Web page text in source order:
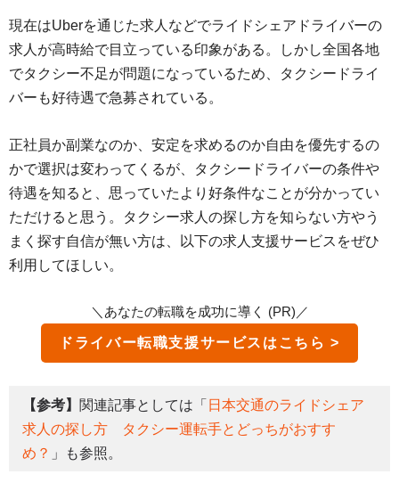
現在はUberを通じた求人などでライドシェアドライバーの
求人が高時給で目立っている印象がある。しかし全国各地
でタクシー不足が問題になっているため、タクシードライ
バーも好待遇で急募されている。
正社員か副業なのか、安定を求めるのか自由を優先するの
かで選択は変わってくるが、タクシードライバーの条件や
待遇を知ると、思っていたより好条件なことが分かってい
ただけると思う。タクシー求人の探し方を知らない方やう
まく探す自信が無い方は、以下の求人支援サービスをぜひ
利用してほしい。
＼あなたの転職を成功に導く (PR)／
ドライバー転職支援サービス
【参考】 関連記事としては「 日本交通のライドシェア
求人の探し方 タクシー運転手とどっちがおすす
め？ 」も参照。